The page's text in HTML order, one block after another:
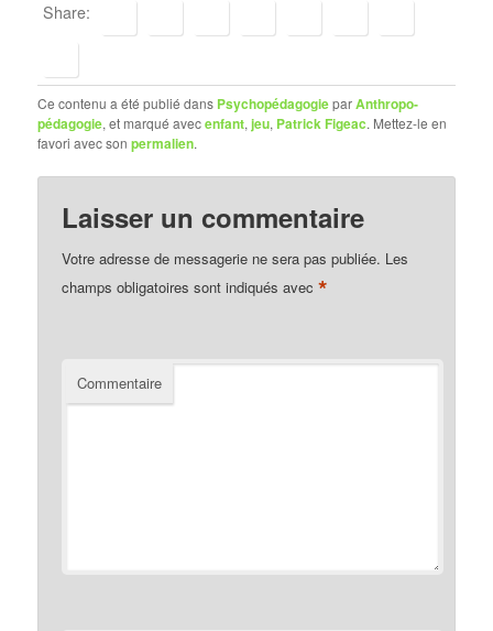
Share:
Ce contenu a été publié dans PsychopédagogieparAnthropo-
pédagogie, et marqué avecenfant,jeu, Patrick Figeac. Mettez-le en
favori avec sonpermalien.
Laisser un commentaire
Votre adresse de messagerie ne sera pas publiée. Les
champs obligatoires sont indiqués avec*
Commentaire